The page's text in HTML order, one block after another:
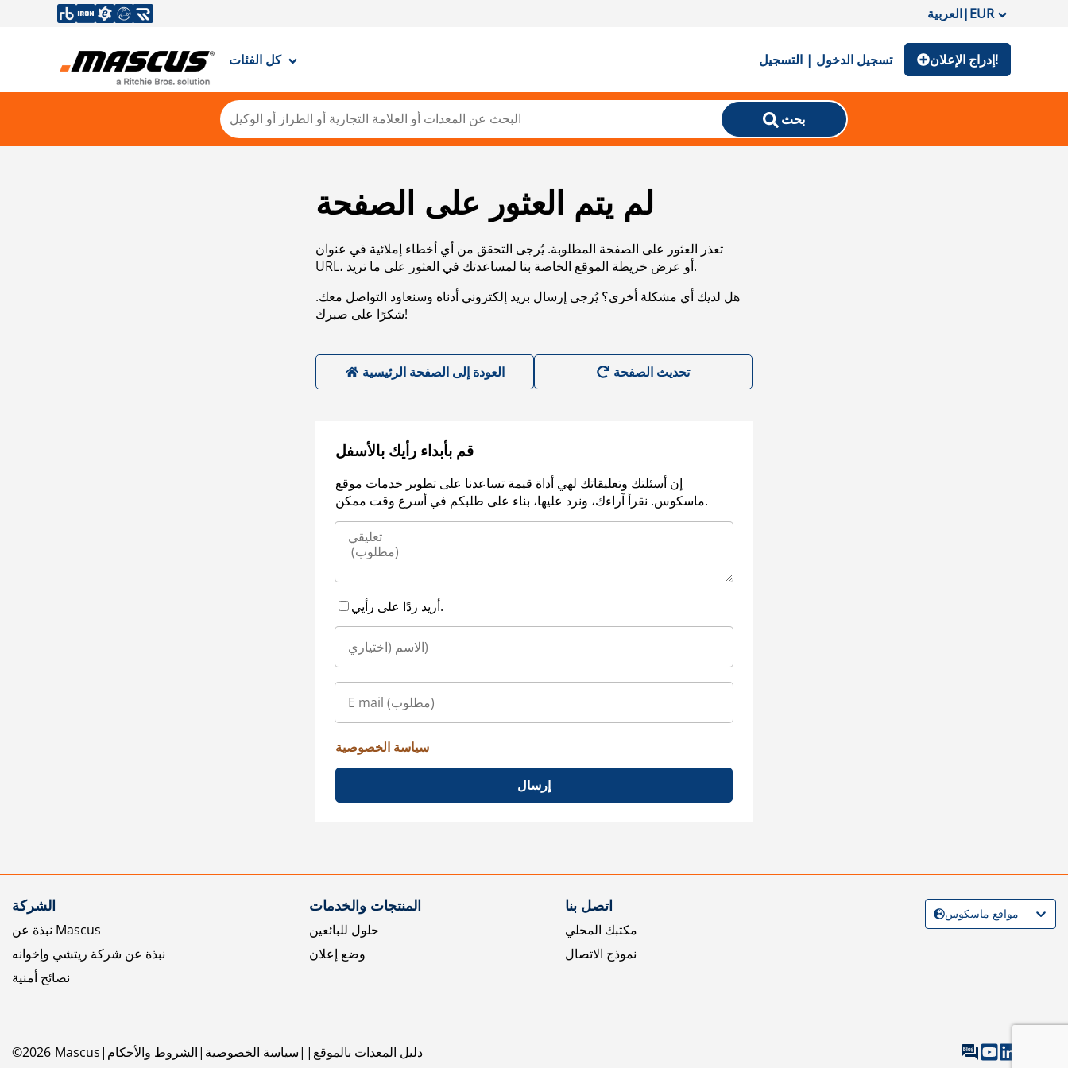
العربية|EUR
كل الفئات تسجيل الدخول | التسجيل إدراج الإعلان!
بحث
لم يتم العثور على الصفحة
تعذر العثور على الصفحة المطلوبة. يُرجى التحقق من أي أخطاء إملائية في عنوان
URL، أو عرض خريطة الموقع الخاصة بنا لمساعدتك في العثور على ما تريد.
هل لديك أي مشكلة أخرى؟ يُرجى إرسال بريد إلكتروني أدناه وسنعاود التواصل معك.
شكرًا على صبرك!
العودة إلى الصفحة الرئيسية
قم بأبداء رأيك بالأسفل
إن أسئلتك وتعليقاتك لهي أداة قيمة تساعدنا على تطوير خدمات موقع
ماسكوس. نقرأ آراءك، ونرد عليها، بناء على طلبكم في أسرع وقت ممكن.
أريد ردًا على رأيي.
سياسة الخصوصية
إرسال
الشركة
نبذة عن Mascus
نبذة عن شركة ريتشي وإخوانه
نصائح أمنية
المنتجات والخدمات
حلول للبائعين
وضع إعلان
اتصل بنا
مكتبك المحلي
نموذج الاتصال
©2026 Mascus الشروط والأحكام سياسة الخصوصية دليل المعدات بالموقع
مواقع ماسكوس